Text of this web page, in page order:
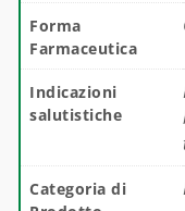
Forma
Farmaceutica
Indicazioni
salutistiche
Categoria di